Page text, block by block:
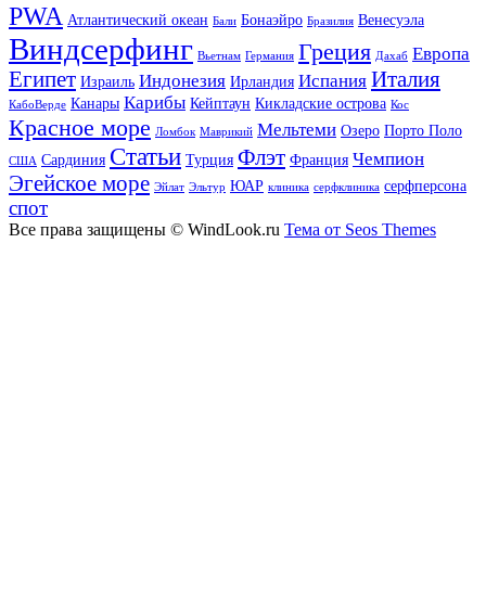
PWA Атлантический океан Бали Бонаэйро Бразилия Венесуэла
Виндсерфинг Вьетнам Германия Греция Дахаб Европа
Египет Израиль Индонезия Ирландия Испания Италия
КабоВерде Канары Карибы Кейптаун Кикладские острова Кос
Красное море Ломбок Маврикий Мельтеми Озеро Порто Поло
США Сардиния Статьи Турция Флэт Франция Чемпион
Эгейское море Эйлат Эльтур ЮАР клиника серфклиника серфперсона
спот
Все права защищены © WindLook.ru Тема от Seos Themes